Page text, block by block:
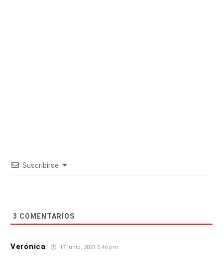
Suscribirse
3 COMENTARIOS
Verónica 17 junio, 2021 5:46 pm